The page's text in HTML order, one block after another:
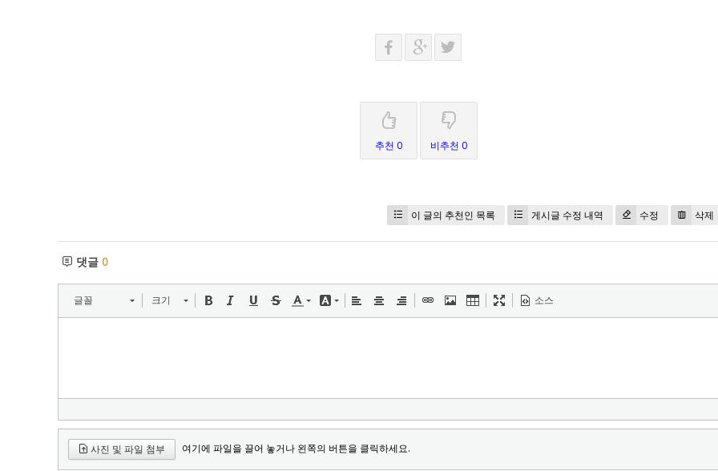
추천 0 비추천 0
이 글의 추천인 목록 게시글 수정 내역 수정 삭제
댓글 0
글꼴 크기 소스
사진 및 파일 첨부 여기에 파일을 끌어 놓거나 왼쪽의 버튼을 클릭하세요.